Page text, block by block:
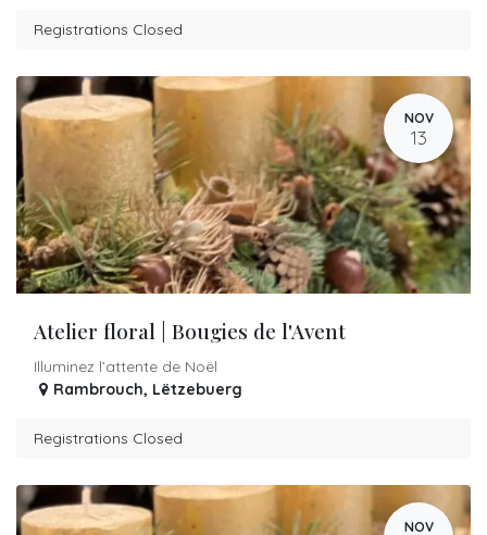
Registrations Closed
NOV
13
Atelier floral | Bougies de l'Avent
Illuminez l’attente de Noël
Rambrouch, Lëtzebuerg
Registrations Closed
NOV